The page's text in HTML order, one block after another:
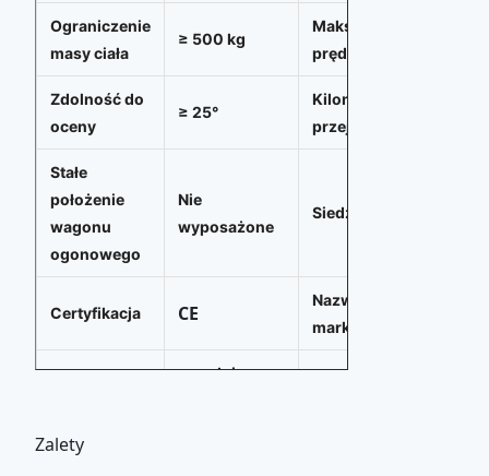
Ograniczenie
masy ciała
≥ 500 kg
Maksymalna
prędkość
Zdolność do
oceny
≥ 25°
Kilometr
przejechany
Stałe
położenie
wagonu
ogonowego
Nie
wyposażone
Siedzenia
Certyfikacja CE
Nazwa
marki
przedni
Zalety